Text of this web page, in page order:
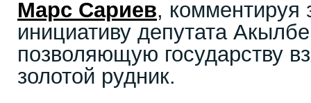
Марс Сариев, комментируя
инициативу депутата
позволяющую государству
золотой рудник.